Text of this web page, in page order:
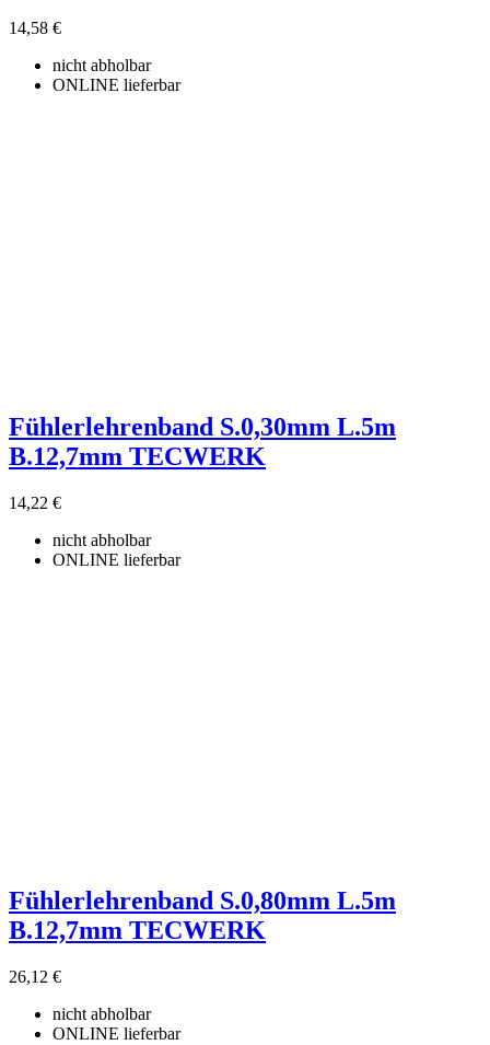
14,58 €
nicht abholbar
ONLINE lieferbar
Fühlerlehrenband S.0,30mm L.5m
B.12,7mm TECWERK
14,22 €
nicht abholbar
ONLINE lieferbar
Fühlerlehrenband S.0,80mm L.5m
B.12,7mm TECWERK
26,12 €
nicht abholbar
ONLINE lieferbar